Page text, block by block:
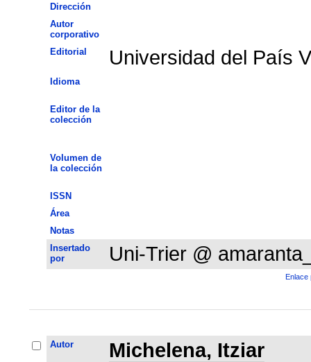
Dirección
Autor
corporativo
Editorial
Universidad del País
Idioma
Editor de la
colección
Volumen de
la colección
ISSN
Área
Notas
Insertado
por
Uni-Trier @
Enlace
Autor Michelena, Itziar